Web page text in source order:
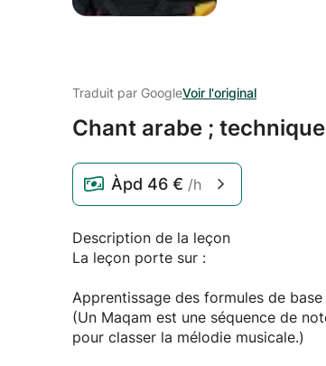
Traduit par GoogleVoir l'original
Chant arabe ;
Àpd 46 € /h
Description de la leçon
La leçon porte sur :
Apprentissage des formules de
(Un Maqam est une séquence de
pour classer la mélodie musicale.)